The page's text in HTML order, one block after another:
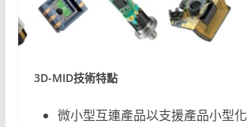
3D-MID技術特點
微小型互連產品以支援產品小型化